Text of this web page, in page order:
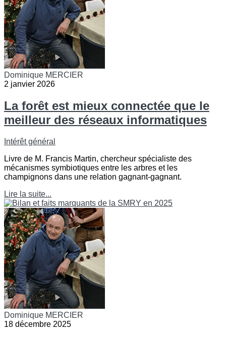
Dominique MERCIER
2 janvier 2026
La forêt est mieux connectée que le
meilleur des réseaux informatiques
Intérêt général
Livre de M. Francis Martin, chercheur spécialiste des
mécanismes symbiotiques entre les arbres et les
champignons dans une relation gagnant-gagnant.
Lire la suite...
Dominique MERCIER
18 décembre 2025